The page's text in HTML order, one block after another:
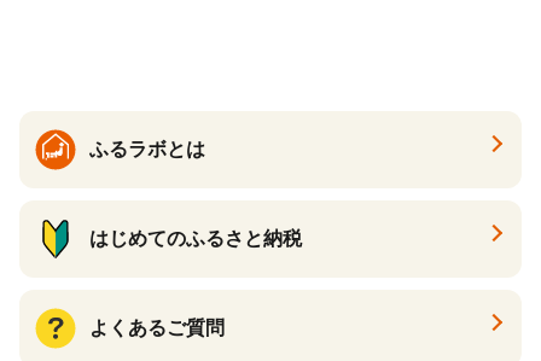
ふるラボとは
はじめてのふるさと納税
よくあるご質問